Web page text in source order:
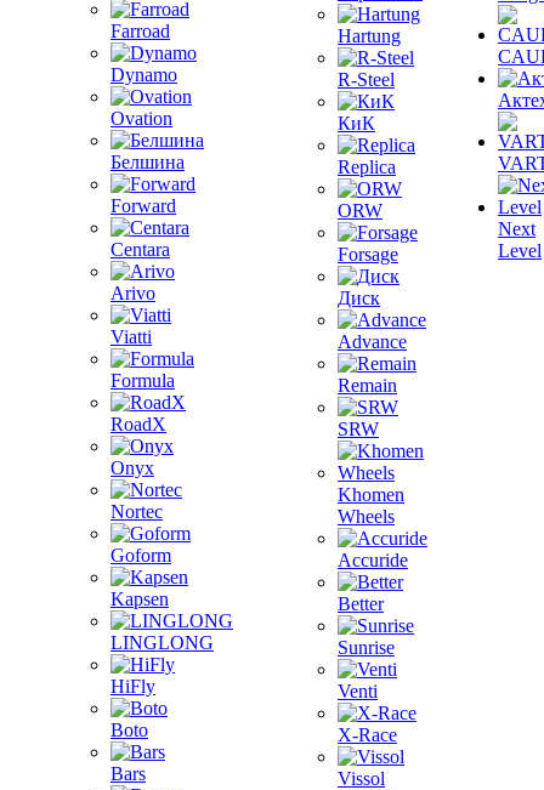
Farroad
Dynamo
Ovation
Белшина
Forward
Centara
Arivo
Viatti
Formula
RoadX
Onyx
Nortec
Goform
Kapsen
LINGLONG
HiFly
Boto
Bars
Hartung
R-Steel
КиК
Replica
ORW
Forsage
Диск
Advance
Remain
SRW
Khomen
Wheels
Accuride
Better
Sunrise
Venti
X-Race
Vissol
Next
Level